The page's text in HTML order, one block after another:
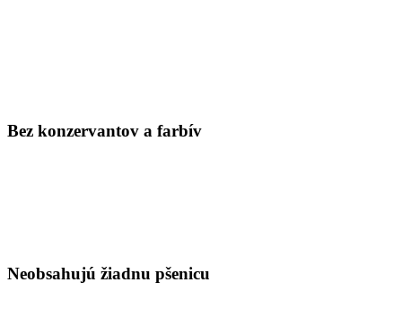
Bez konzervantov a farbív
Neobsahujú žiadnu pšenicu